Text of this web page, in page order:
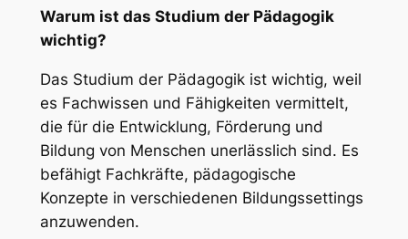
Warum ist das Studium der Pädagogik
wichtig?
Das Studium der Pädagogik ist wichtig, weil
es Fachwissen und Fähigkeiten vermittelt,
die für die Entwicklung, Förderung und
Bildung von Menschen unerlässlich sind. Es
befähigt Fachkräfte, pädagogische
Konzepte in verschiedenen Bildungssettings
anzuwenden.